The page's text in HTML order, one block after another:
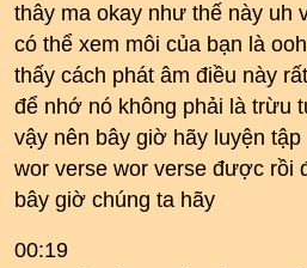
thây ma okay như thế này uh
có thể xem môi của bạn là
thấy cách phát âm điều này
để nhớ nó không phải là trừu
vậy nên bây giờ hãy luyện tập
wor verse wor verse được rồi
bây giờ chúng ta hãy
00:19